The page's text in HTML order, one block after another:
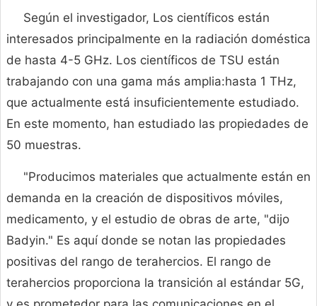
Según el investigador, Los científicos están
interesados ​​principalmente en la radiación doméstica
de hasta 4-5 GHz. Los científicos de TSU están
trabajando con una gama más amplia:hasta 1 THz,
que actualmente está insuficientemente estudiado.
En este momento, han estudiado las propiedades de
50 muestras.
"Producimos materiales que actualmente están en
demanda en la creación de dispositivos móviles,
medicamento, y el estudio de obras de arte, "dijo
Badyin." Es aquí donde se notan las propiedades
positivas del rango de terahercios. El rango de
terahercios proporciona la transición al estándar 5G,